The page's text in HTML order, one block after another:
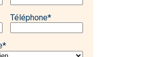
Téléphone*
*